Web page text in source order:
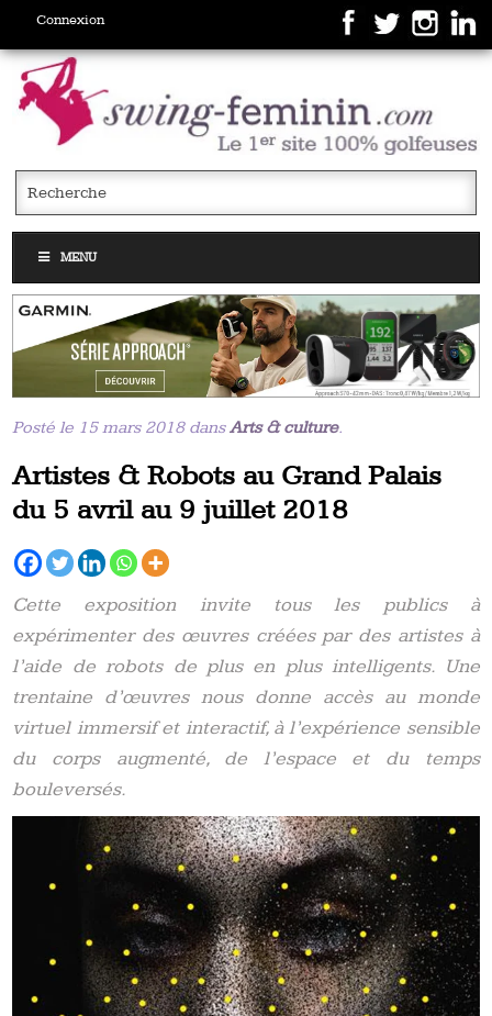
Connexion
MENU
Posté le 15 mars 2018 dansArts & culture.
Artistes & Robots au Grand Palais
du 5 avril au 9 juillet 2018
Cette exposition invite tous les publics à
expérimenter des œuvres créées par des artistes à
l’aide de robots de plus en plus intelligents. Une
trentaine d’œuvres nous donne accès au monde
virtuel immersif et interactif, à l’expérience sensible
du corps augmenté, de l’espace et du temps
bouleversés.